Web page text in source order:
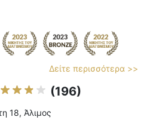
Δείτε περισσότερα >>
(196)
18, Άλιμος